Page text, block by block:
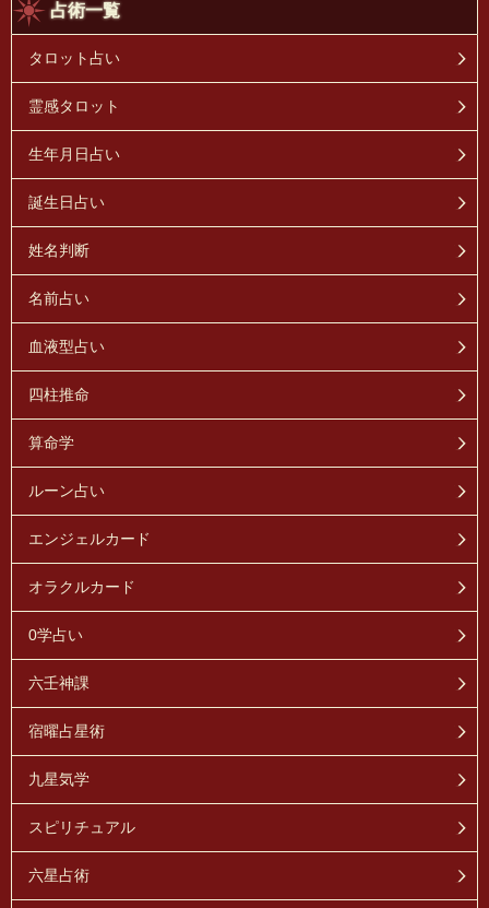
占術一覧
タロット占い
霊感タロット
生年月日占い
誕生日占い
姓名判断
名前占い
血液型占い
四柱推命
算命学
ルーン占い
エンジェルカード
オラクルカード
0学占い
六壬神課
宿曜占星術
九星気学
スピリチュアル
六星占術